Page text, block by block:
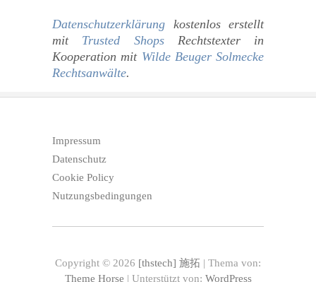
Datenschutzerklärung kostenlos erstellt
mit Trusted ShopsRechtstexter in
Kooperation mit Wilde Beuger Solmecke
Rechtsanwälte.
Impressum
Datenschutz
Cookie Policy
Nutzungsbedingungen
Copyright © 2026 [thstech] 施拓 | Thema von:
Theme Horse | Unterstützt von: WordPress